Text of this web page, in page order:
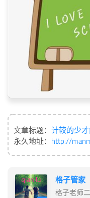
文章标题： 计较的少
永久地址： http://
格子管家
格子老师二